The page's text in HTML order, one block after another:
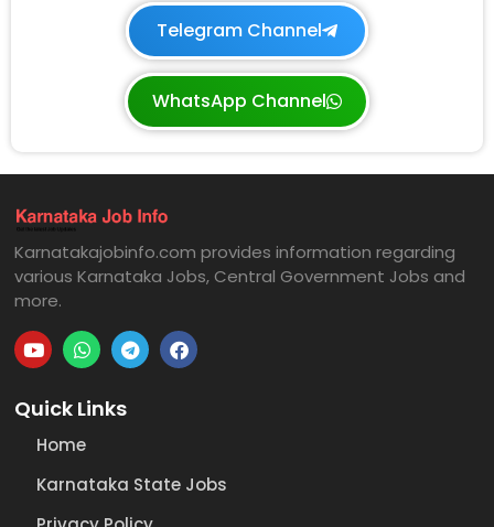
Telegram Channel
WhatsApp Channel
Karnatakajobinfo.com provides information regarding
various Karnataka Jobs, Central Government Jobs and
more.
Quick Links
Home
Karnataka State Jobs